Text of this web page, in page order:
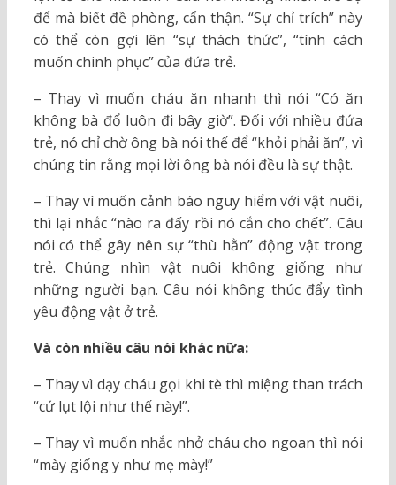
để mà biết đề phòng, cẩn thận. “Sự chỉ trích” này
có thể còn gợi lên “sự thách thức”, “tính cách
muốn chinh phục” của đứa trẻ.
– Thay vì muốn cháu ăn nhanh thì nói “Có ăn
không bà đổ luôn đi bây giờ”. Đối với nhiều đứa
trẻ, nó chỉ chờ ông bà nói thế để “khỏi phải ăn”, vì
chúng tin rằng mọi lời ông bà nói đều là sự thật.
– Thay vì muốn cảnh báo nguy hiểm với vật nuôi,
thì lại nhắc “nào ra đấy rồi nó cắn cho chết”. Câu
nói có thể gây nên sự “thù hằn” động vật trong
trẻ. Chúng nhìn vật nuôi không giống như
những người bạn. Câu nói không thúc đẩy tình
yêu động vật ở trẻ.
Và còn nhiều câu nói khác nữa:
– Thay vì dạy cháu gọi khi tè thì miệng than trách
“cứ lụt lội như thế này!”.
– Thay vì muốn nhắc nhở cháu cho ngoan thì nói
“mày giống y như mẹ mày!”